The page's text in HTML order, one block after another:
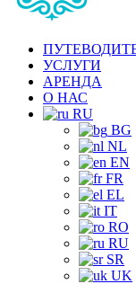
УСЛУГИ
АРЕНДА
О НАС
RU
BG
NL
EN
FR
EL
IT
RO
RU
SR
UK